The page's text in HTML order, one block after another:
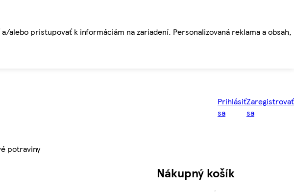
pristupovať k informáciám na zariadení. Personalizovaná reklama a obsah,
Prihlásiť
sa
Zaregistrovať
sa
potraviny
Nákupný košík